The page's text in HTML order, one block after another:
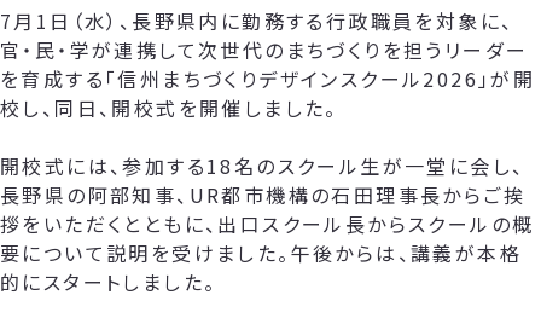
7月1日（水）、長野県内に勤務する行政職員を対象に、
官・民・学が連携して次世代のまちづくりを担うリーダー
を育成する「信州まちづくりデザインスクール2026」が開
校し、同日、開校式を開催しました。
開校式には、参加する18名のスクール生が一堂に会し、
長野県の阿部知事、UR都市機構の石田理事長からご挨
拶をいただくとともに、出口スクール長からスクールの概
要について説明を受けました。午後からは、講義が本格
的にスタートしました。